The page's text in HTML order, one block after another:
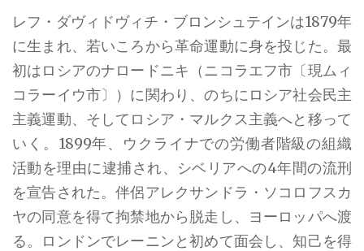
レフ・ダヴィドヴィチ・ブロンシュテインは1879年
に生まれ、若いころから革命運動に身を投じた。最
初はロシアのナロードニキ（ニコラエフ市〔現ムィ
コラーイウ市〕）に関わり、のちにロシア社会民主
主義運動、そしてロシア・マルクス主義へと移って
いく。1899年、ウクライナでの労働者階級の組織
活動を理由に逮捕され、シベリアへの4年間の流刑
を宣告された。伴侶アレクサンドラ・ソコロフスカ
ヤの同意を得て拘禁地から脱走し、ヨーロッパへ渡
る。ロンドンでレーニンと初めて面会し、知己を得